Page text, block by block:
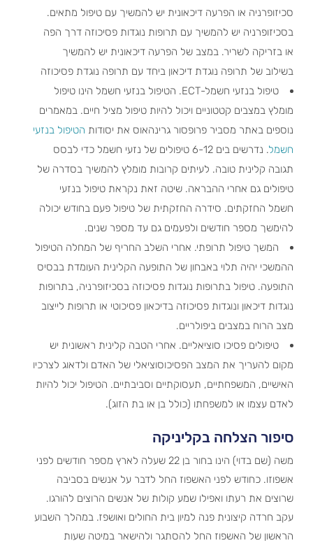
סכיזופרניה או הפרעה דיכאונית יש להמשיך עם טיפול מתאים.
בסכיזופרניה יש להמשיך עם תרופות נוגדות פסיכוזה דרך הפה
או בזריקה לשריר. במצב של הפרעה דיכאונית יש להמשיך
בשילוב של תרופה נוגדת דיכאון ביחד עם תרופה נוגדת פסיכוזה
טיפול בנזעי חשמל-ECT. הטיפול בנזעי חשמל הינו טיפול
מומלץ במצבים קטטוניים ויכול להיות טיפול מציל חיים. במאמרים
נוספים באתר מסביר פרופסור גרינהאוס את יסודות הטיפול בנזעי
חשמל
. נדרשים בים 6-12 טיפולים של נזעי חשמל כדי לבסס
תגובה קלינית טובה. לעיתים קרובות מומלץ להמשיך בסדרה של
טיפולים גם אחרי ההבראה. שיטה זאת נקראת טיפול בנזעי
חשמל החזקתים. סידרה החזקתית של טיפול פעם בחודש יכולה
להימשך מספר חודשים ולפעמים גם עד מספר שנים.
המשך טיפול תרופתי. אחרי השלב החריף של המחלה הטיפול
ההמשכי יהיה תלוי באבחון של התופעה הקלינית העומדת בבסיס
התופעה. טיפול בתרופות נוגדות פסיכוזה בסכיזופרניה, בתרופות
נוגדות דיכאון ונוגדות פסיכוזה בדיכאון פסיכוטי או תרופות לייצוב
מצב הרוח במצבים ביפולריים.
טיפולים פסיכו סוציאליים. אחרי הטבה קלינית ראשונית יש
מקום להעריך את המצב הפסיכוסוציאלי של האדם ולדאוג לצרכיו
האישיים, המשפחתיים, תעסוקתיים וסביבתיים. הטיפול יכול להיות
לאדם עצמו או למשפחתו (כולל בן או בת הזוג).
סיפור הצלחה בקליניקה
משה (שם בדוי) הינו בחור בן 22 שעלה לארץ מספר חודשים לפני
אשפוזו. כחודש לפני האשפוז החל לדבר על אנשים בסביבה
שרוצים את רעתו ואפילו שמע קולות של אנשים הרוצים להורגו.
עקב חרדה קיצונית פנה למיון בית החולים ואושפז. במהלך השבוע
הראשון של האשפוז החל להסתגר ולהישאר במיטה שעות